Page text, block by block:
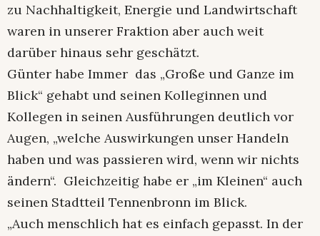
zu Nachhaltigkeit, Energie und Landwirtschaft
waren in unserer Fraktion aber auch weit
darüber hinaus sehr geschätzt.
Günter habe Immer das „Große und Ganze im
Blick“ gehabt und seinen Kolleginnen und
Kollegen in seinen Ausführungen deutlich vor
Augen, „welche Auswirkungen unser Handeln
haben und was passieren wird, wenn wir nichts
ändern“. Gleichzeitig habe er „im Kleinen“ auch
seinen Stadtteil Tennenbronn im Blick.
„Auch menschlich hat es einfach gepasst. In der